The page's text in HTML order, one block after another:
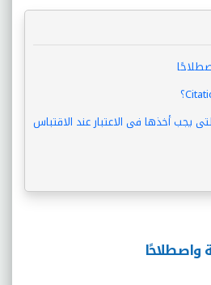
يجب أخذها فى الاعتبار عند الاقتباس
واصطلاحًا